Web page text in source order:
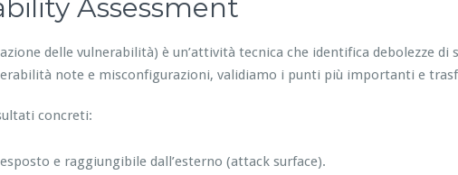
Assessment
delle vulnerabilità) è un’attività tecnica che identifica debolezze
note e misconfigurazioni, validiamo i punti più importanti e
concreti:
e raggiungibile dall’esterno (attack surface).